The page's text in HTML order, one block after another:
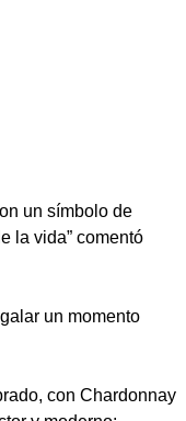
un símbolo de
la vida” comentó
un momento
con Chardonnay